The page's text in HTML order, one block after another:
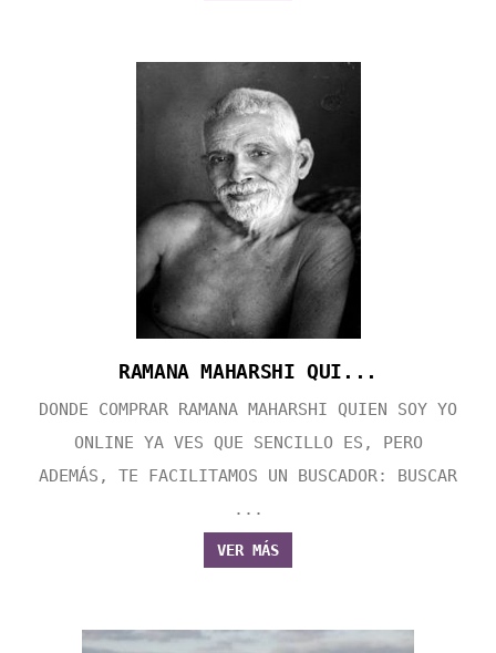
RAMANA MAHARSHI QUI...
DONDE COMPRAR RAMANA MAHARSHI QUIEN SOY YO
ONLINE YA VES QUE SENCILLO ES, PERO
ADEMÁS, TE FACILITAMOS UN BUSCADOR: BUSCAR
...
VER MÁS